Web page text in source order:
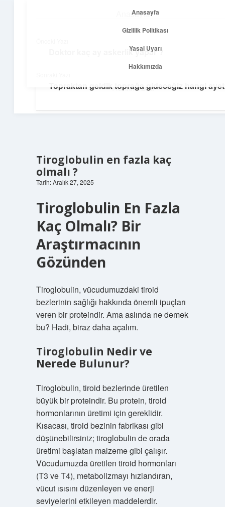
Anasayfa
Yasal Uyarı
Hakkımızda
Yolculuk ve İlham
Tiroglobulin en fazla kaç
olmalı ?
Tarih: Aralık 27, 2025
Tiroglobulin En Fazla
Kaç Olmalı? Bir
Araştırmacının
Gözünden
Tiroglobulin, vücudumuzdaki tiroid
bezlerinin sağlığı hakkında önemli ipuçları
veren bir proteindir. Ama aslında ne demek
bu? Hadi, biraz daha açalım.
Tiroglobulin Nedir ve
Nerede Bulunur?
Tiroglobulin, tiroid bezlerinde üretilen
büyük bir proteindir. Bu protein, tiroid
hormonlarının üretimi için gereklidir.
Kısacası, tiroid bezinin fabrikası gibi
düşünebilirsiniz; tiroglobulin de orada
üretimi başlatan malzeme gibi çalışır.
Vücudumuzda üretilen tiroid hormonları
(T3 ve T4), metabolizmayı hızlandıran,
vücut ısısını düzenleyen ve enerji
seviyelerini etkileyen maddelerdir.
Doktor kaç ay askerlik yapar ?
Topraktan geldik toprağa gideceğiz hangi
Anasayfa
Gizlilik Politikası
Yasal Uyarı
Hakkımızda